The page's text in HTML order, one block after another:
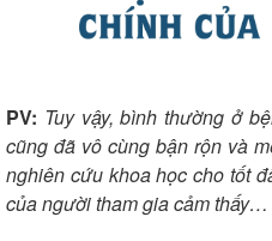
Doanh nghiệp 24h
Doanh nhân
Vì cộng đồng
PV: Tuy vậy, bình thường ở
cũng đã vô cùng bận rộn và
nghiên cứu khoa học cho tốt
của người tham gia cảm